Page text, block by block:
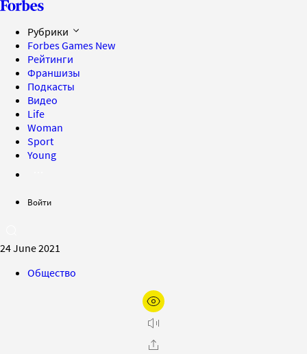
Рубрики
Forbes Games New
Рейтинги
Франшизы
Подкасты
Видео
Life
Woman
Sport
Young
Войти
24 June 2021
Общество